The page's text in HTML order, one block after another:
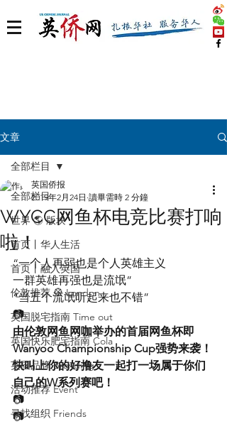
文章
全部栏目
世界 🌎 版块
首页丨华人生活
首页丨融入英国
伦敦推荐 🎡 London
英国脱宅指南 Time out
英国快乐肥宅指南 Cola
英国品牌 Branding
活动推荐 Event
寻找组织 Friends
全部栏目
WYCC网鱼杯电竞比赛打响
啦！
英国侨报
2019年2月24日 讀畢需時 2 分鐘
“一个人再弱也是个人英雄主义
一群英雄再强也是流氓”
“当五个流氓听起来也不错”
📷
由伦敦网鱼网咖举办的首届网鱼杯即
Wanyoo Championship Cup强势来袭！
快叫上你的好撸友一起打一场属于你们
自己的W系列赛吧！
📷
📷